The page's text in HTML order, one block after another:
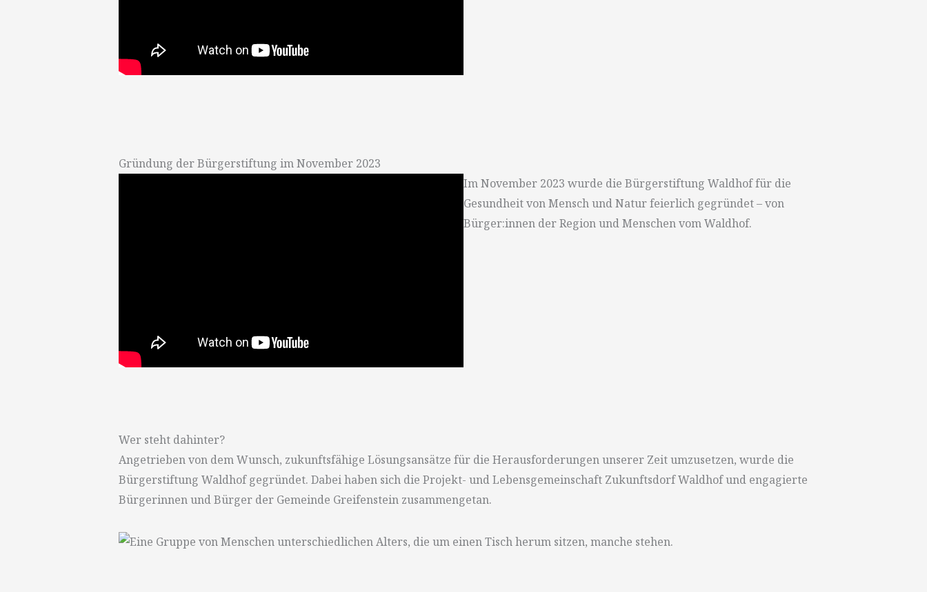
Gründung der Bürgerstiftung im November 2023
Im November 2023 wurde die Bürgerstiftung Waldhof für die
Gesundheit von Mensch und Natur feierlich gegründet – von
Bürger:innen der Region und Menschen vom Waldhof.
Wer steht dahinter?
Angetrieben von dem Wunsch, zukunftsfähige Lösungsansätze für die Herausforderungen unserer Zeit umzusetzen, wurde die
Bürgerstiftung Waldhof gegründet. Dabei haben sich die Projekt- und Lebensgemeinschaft Zukunftsdorf Waldhof und engagierte
Bürgerinnen und Bürger der Gemeinde Greifenstein zusammengetan.